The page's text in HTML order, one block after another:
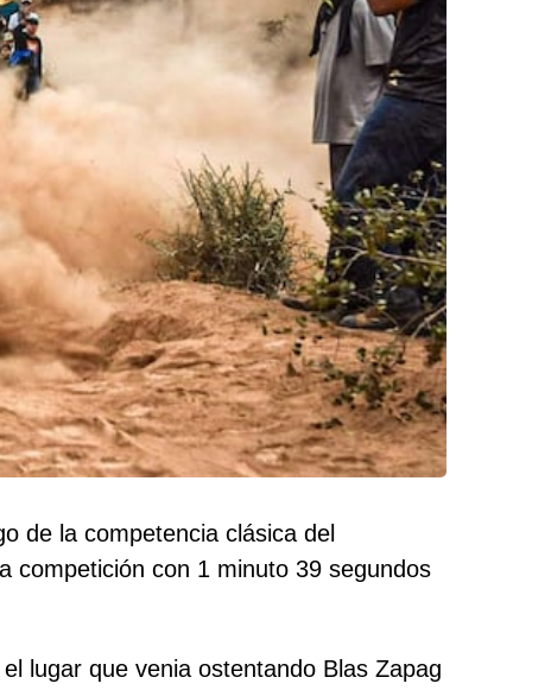
de la competencia clásica del
competición con 1 minuto 39 segundos
lugar que venia ostentando Blas Zapag